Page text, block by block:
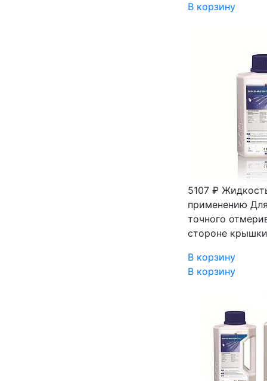
В корзину
5107 ₽
применению
точ­ного
стороне
В корзину
В корзину